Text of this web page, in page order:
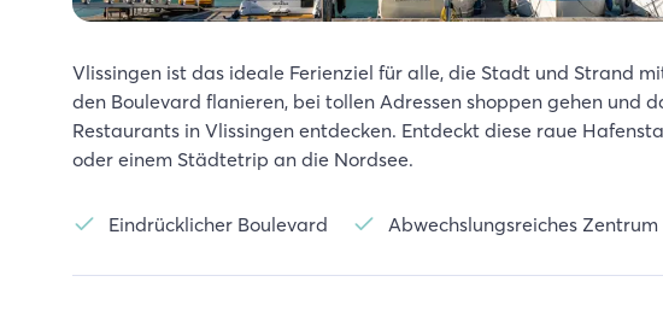
Vlissingen ist das ideale Ferienziel für alle, die Stadt und Strand
den Boulevard flanieren, bei tollen Adressen shoppen gehen und
Restaurants in Vlissingen entdecken. Entdeckt diese raue
oder einem Städtetrip an die Nordsee.
Eindrücklicher Boulevard Abwechslungsreiches Zentrum